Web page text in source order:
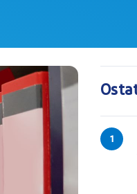
1